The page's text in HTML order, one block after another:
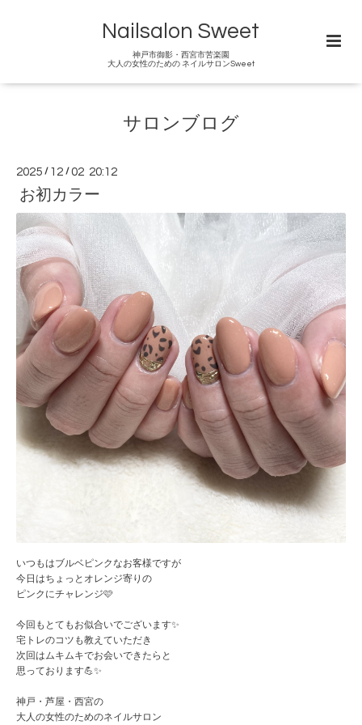
Nailsalon Sweet
神戸市御影・西宮市苦楽園
大人の女性のための ネイルサロンSweet
サロンブログ
2025 / 12 /02 20:12
お初カラー
いつもはブルベピンクなお客様ですが
今日はちょっとオレンジ寄りの
ピンクにチャレンジ🩷
今回もとてもお似合いでございます✨
宅トレのコツも教えていただき
次回はムキムキでお会いできたらと
思っております💪✨
神戸・芦屋・西宮の
大人の女性のためのネイルサロン